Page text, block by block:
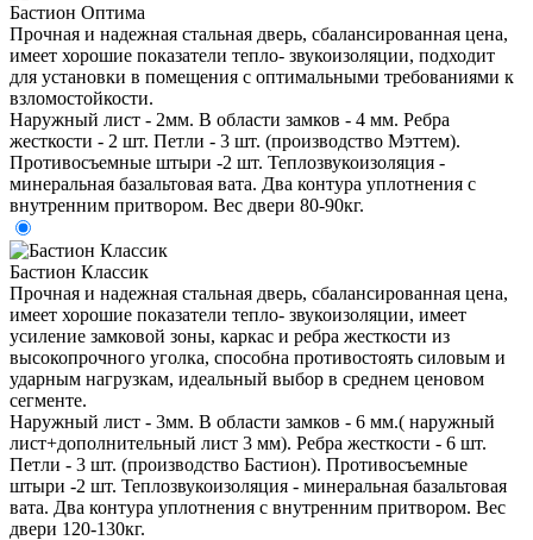
Бастион Оптима
Прочная и надежная стальная дверь, сбалансированная цена,
имеет хорошие показатели тепло- звукоизоляции, подходит
для установки в помещения с оптимальными требованиями к
взломостойкости.
Наружный лист - 2мм. В области замков - 4 мм. Ребра
жесткости - 2 шт. Петли - 3 шт. (производство Мэттем).
Противосъемные штыри -2 шт. Теплозвукоизоляция -
минеральная базальтовая вата. Два контура уплотнения с
внутренним притвором. Вес двери 80-90кг.
Бастион Классик
Прочная и надежная стальная дверь, сбалансированная цена,
имеет хорошие показатели тепло- звукоизоляции, имеет
усиление замковой зоны, каркас и ребра жесткости из
высокопрочного уголка, способна противостоять силовым и
ударным нагрузкам, идеальный выбор в среднем ценовом
сегменте.
Наружный лист - 3мм. В области замков - 6 мм.( наружный
лист+дополнительный лист 3 мм). Ребра жесткости - 6 шт.
Петли - 3 шт. (производство Бастион). Противосъемные
штыри -2 шт. Теплозвукоизоляция - минеральная базальтовая
вата. Два контура уплотнения с внутренним притвором. Вес
двери 120-130кг.